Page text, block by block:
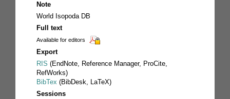
Note
World Isopoda DB
Full text
Available for editors
Export
RIS (EndNote, Reference Manager, ProCite,
RefWorks)
BibTex (BibDesk, LaTeX)
Sessions